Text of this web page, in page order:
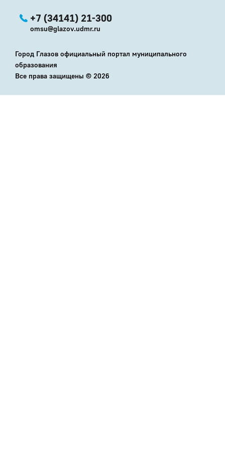
+7 (34141) 21-300
omsu@glazov.udmr.ru
Город Глазов официальный портал муниципального
образования
Все права защищены © 2026